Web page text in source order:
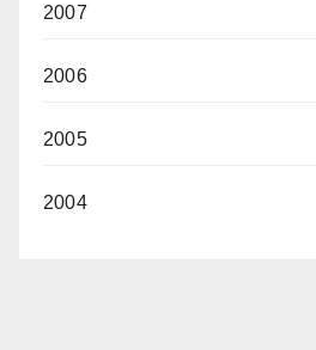
2007
2006
2005
2004